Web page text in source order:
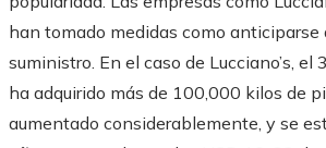
han tomado medidas como anticiparse
suministro. En el caso de Lucciano’s,
ha adquirido más de 100,000 kilos de
aumentado considerablemente, y se